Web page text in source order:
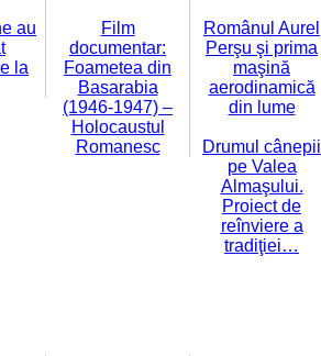
au
la
Film
documentar:
Foametea din
Basarabia
(1946-1947) –
Holocaustul
Romanesc
Românul Aurel
Perşu şi prima
maşină
aerodinamică
din lume
Drumul cânepii
pe Valea
Almaşului.
Proiect de
reînviere a
tradiţiei…